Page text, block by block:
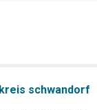
schwandorf